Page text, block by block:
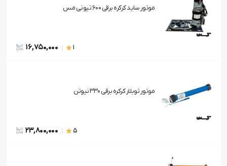
موتور ساید کرکره برقی 600 تیونی مس
1
16,750,000
موتور توبلار کرکره برقی 330 نیوتن
5
23,800,000